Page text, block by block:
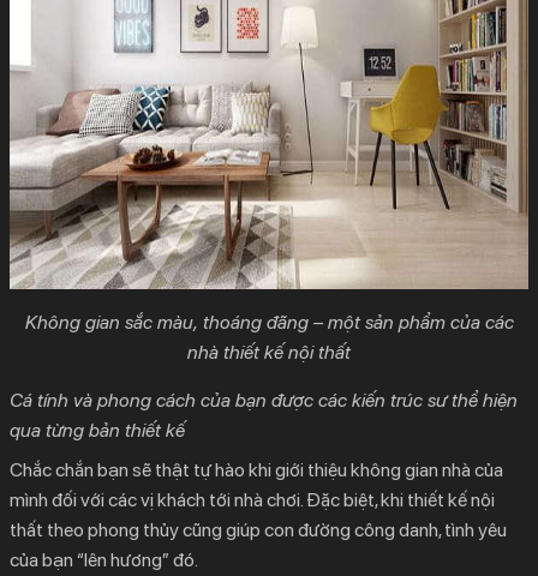
Không gian sắc màu, thoáng đãng – một sản phẩm của các
nhà thiết kế nội thất
Cá tính và phong cách của bạn được các kiến trúc sư thể hiện
qua từng bản thiết kế
Chắc chắn bạn sẽ thật tự hào khi giới thiệu không gian nhà của
mình đối với các vị khách tới nhà chơi. Đặc biệt, khi thiết kế nội
thất theo phong thủy cũng giúp con đường công danh, tình yêu
của bạn “lên hương” đó.